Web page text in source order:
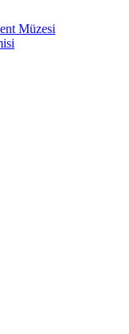
Müzesi